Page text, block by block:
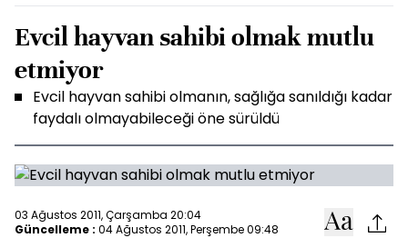
Evcil hayvan sahibi olmak mutlu
etmiyor
Evcil hayvan sahibi olmanın, sağlığa sanıldığı kadar
faydalı olmayabileceği öne sürüldü
03 Ağustos 2011, Çarşamba 20:04
Güncelleme : 04 Ağustos 2011, Perşembe 09:48